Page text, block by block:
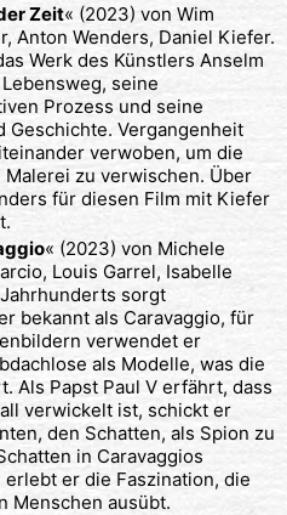
Zeit« (2023) von Wim
Anton Wenders, Daniel Kiefer.
Werk des Künstlers Anselm
seine
Prozess und seine
Geschichte. Vergangenheit
verwoben, um die
zu verwischen. Über
für diesen Film mit Kiefer
« (2023) von Michele
Louis Garrel, Isabelle
sorgt
bekannt als Caravaggio, für
verwendet er
als Modelle, was die
Als Papst Paul V erfährt, dass
verwickelt ist, schickt er
den Schatten, als Spion zu
in Caravaggios
er die Faszination, die
Menschen ausübt.